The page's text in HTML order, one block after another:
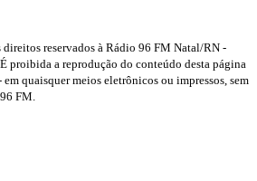
reservados à Rádio 96 FM Natal/RN -
proibida a reprodução do conteúdo desta página
quaisquer meios eletrônicos ou impressos, sem
FM.